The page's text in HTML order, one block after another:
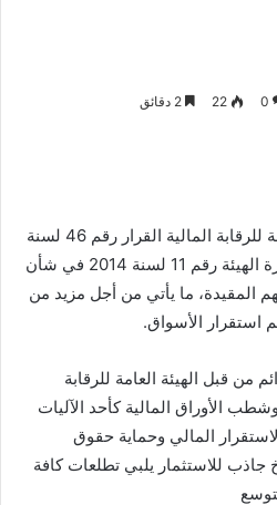
0
22
أصدر مجلس إدارة الهيئة العامة للرقابة المالية القرار رقم 46 لسنة
2025، بتعديل قرار مجلس إدارة الهيئة رقم 11 لسنة 2014 في شأن
المقيدة، ما يأتي من أجل مزيد من
استقرار الأسواق.
من قبل الهيئة العامة للرقابة
الأوراق المالية كأحد الآليات
المالي وحماية حقوق
جاذب للاستثمار يلبي تطلعات كافة